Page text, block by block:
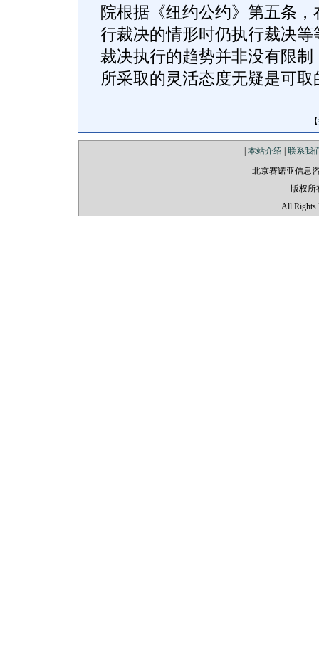
院根据《纽约公约》第五条
行裁决的情形时仍执行裁决
裁决执行的趋势并非没有限
所采取的灵活态度无疑是可取
【
本站介绍
联系我
北京赛诺亚信息
版权所
All Rights